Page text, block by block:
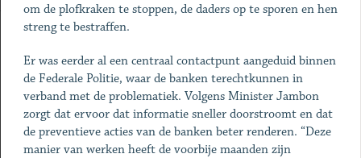
om de plofkraken te stoppen, de daders op te sporen en hen
streng te bestraffen.
Er was eerder al een centraal contactpunt aangeduid binnen
de Federale Politie, waar de banken terechtkunnen in
verband met de problematiek. Volgens Minister Jambon
zorgt dat ervoor dat informatie sneller doorstroomt en dat
de preventieve acties van de banken beter renderen. “Deze
manier van werken heeft de voorbije maanden zijn